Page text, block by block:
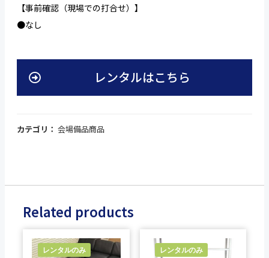
【事前確認（現場での打合せ）】
●なし
レンタルはこちら
カテゴリ： 会場備品商品
Related products
レンタルのみ レンタルのみ